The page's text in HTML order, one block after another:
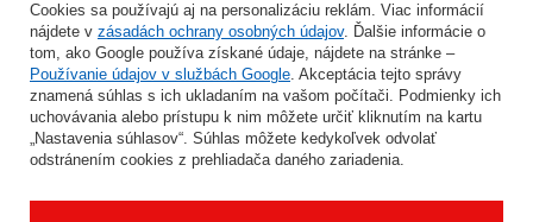
ULOŽIŤ
INFORMÁCIE
Cookies sa používajú aj na personalizáciu reklám. Viac informácií
nájdete v zásadách ochrany osobných údajov. Ďalšie informácie o
tom, ako Google používa získané údaje, nájdete na stránke –
Používanie údajov v službách Google. Akceptácia tejto správy
znamená súhlas s ich ukladaním na vašom počítači. Podmienky ich
uchovávania alebo prístupu k nim môžete určiť kliknutím na kartu
„Nastavenia súhlasov“. Súhlas môžete kedykoľvek odvolať
odstránením cookies z prehliadača daného zariadenia.